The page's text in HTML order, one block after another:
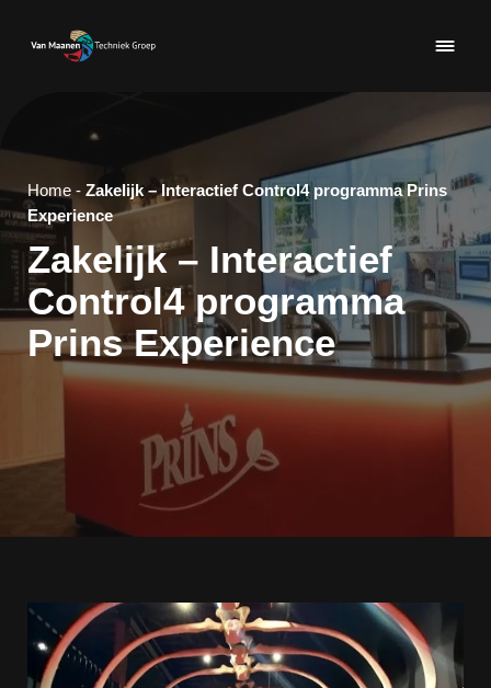
Home - Zakelijk – Interactief Control4 programma Prins
Experience
Zakelijk – Interactief
Control4 programma
Prins Experience